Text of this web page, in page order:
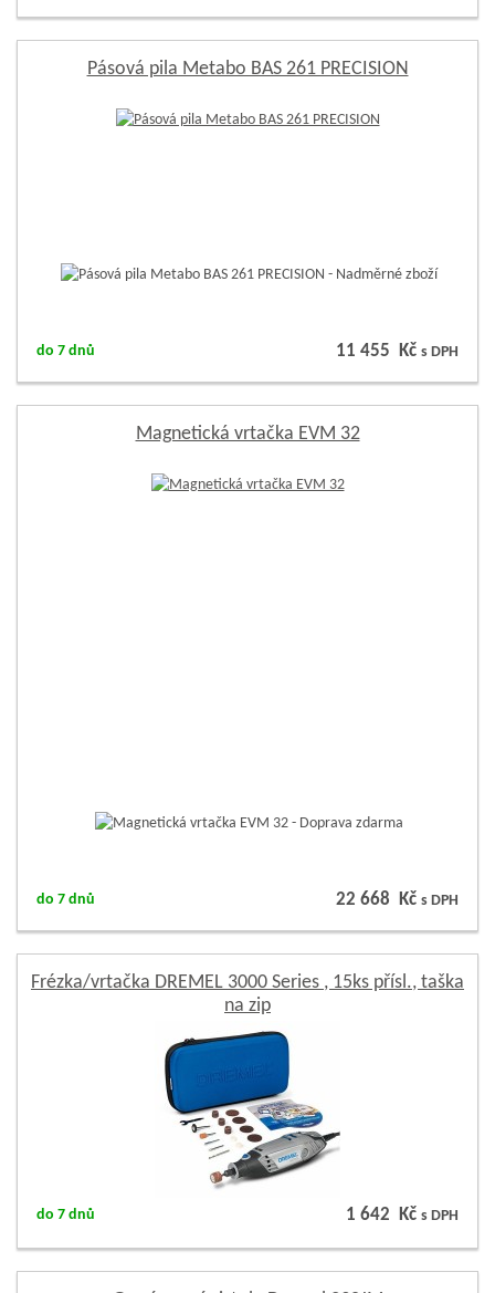
Pásová pila Metabo BAS 261 PRECISION
do 7 dnů 11 455 Kčs DPH
Magnetická vrtačka EVM 32
do 7 dnů 22 668 Kčs DPH
Frézka/vrtačka DREMEL 3000 Series , 15ks přísl., taška
na zip
do 7 dnů 1 642 Kčs DPH